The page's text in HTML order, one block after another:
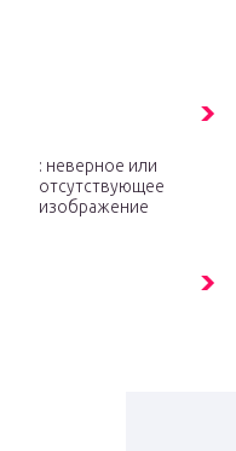
: неверное или
отсутствующее
изображение